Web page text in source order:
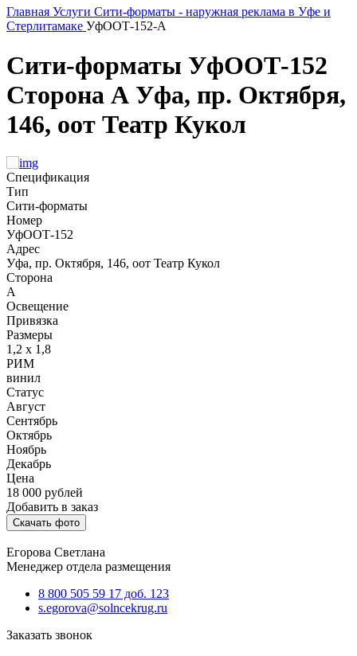
Главная Услуги Сити-форматы - наружная реклама в Уфе и
Стерлитамаке УфООТ-152-А
Сити-форматы УфООТ-152
Сторона А Уфа, пр. Октября,
146, оот Театр Кукол
Спецификация
Тип
Сити-форматы
Номер
УфООТ-152
Адрес
Уфа, пр. Октября, 146, оот Театр Кукол
Сторона
А
Освещение
Привязка
Размеры
1,2 х 1,8
РИМ
винил
Статус
Август
Сентябрь
Октябрь
Ноябрь
Декабрь
Цена
18 000 рублей
Добавить в заказ
Скачать фото
Егорова Светлана
Менеджер отдела размещения
8 800 505 59 17 доб. 123
s.egorova@solncekrug.ru
Заказать звонок